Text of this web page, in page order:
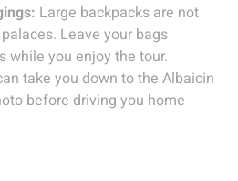
Large backpacks are not
Leave your bags
while you enjoy the tour.
take you down to the Albaicin
before driving you home